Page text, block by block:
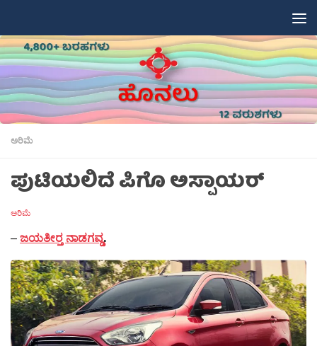
ಅರಿಮೆ
ಪುಟಿಯಲಿದೆ ಪಿಗೊ ಅಸ್ಪಾಯರ್
ಅರಿಮೆ
–ಜಯತೀರ‍್ತ ನಾಡಗವ್ಡ.